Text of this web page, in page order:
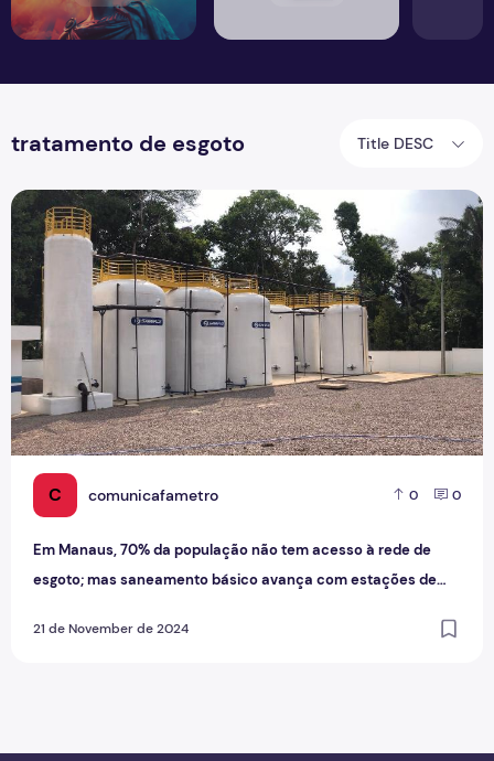
tratamento de esgoto Title DESC
C comunicafametro 0 0
Em Manaus, 70% da população não tem acesso à rede de
esgoto; mas saneamento básico avança com estações de
21 de November de 2024
Em Manaus, 70% da população não tem acesso à rede